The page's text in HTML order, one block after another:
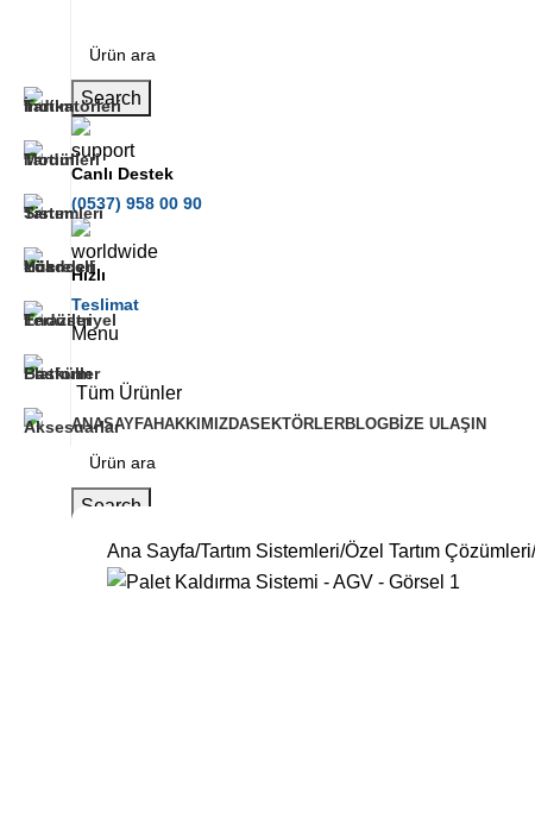
Search
Canlı Destek
(0537) 958 00 90
Hızlı
Teslimat
Menu
Tüm Ürünler
ANASAYFAHAKKIMIZDASEKTÖRLERBLOGBIZE ULAŞIN
Search
Ana Sayfa Tartım Sistemleri Özel Tartım Çözümleri